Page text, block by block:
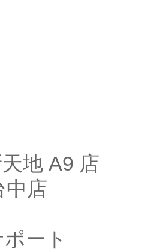
地 A9 店
中店
ート